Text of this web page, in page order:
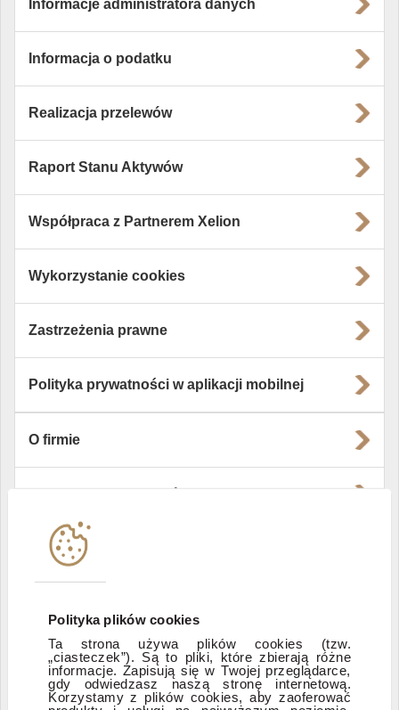
Polityka plików cookies
Ta strona używa plików cookies (tzw.
„ciasteczek”). Są to pliki, które zbierają różne
informacje. Zapisują się w Twojej przeglądarce,
gdy odwiedzasz naszą stronę internetową.
Korzystamy z plików cookies, aby zaoferować
Informacje administratora danych
Informacja o podatku
Realizacja przelewów
Raport Stanu Aktywów
Współpraca z Partnerem Xelion
Wykorzystanie cookies
Zastrzeżenia prawne
Polityka prywatności w aplikacji mobilnej
O firmie
Instytucje współpracujące
Zastrzeżenia prawne